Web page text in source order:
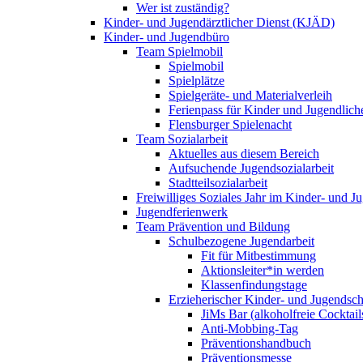
Wer ist zuständig?
Kinder- und Jugendärztlicher Dienst (KJÄD)
Kinder- und Jugendbüro
Team Spielmobil
Spielmobil
Spielplätze
Spielgeräte- und Materialverleih
Ferienpass für Kinder und
Flensburger Spielenacht
Team Sozialarbeit
Aktuelles aus diesem Bereich
Aufsuchende Jugendsozialarbeit
Stadtteilsozialarbeit
Freiwilliges Soziales Jahr im Kinder- und
Jugendferienwerk
Team Prävention und Bildung
Schulbezogene Jugendarbeit
Fit für Mitbestimmung
Aktionsleiter*in werden
Klassenfindungstage
Erzieherischer Kinder- und
JiMs Bar (alkoholfreie
Anti-Mobbing-Tag
Präventionshandbuch
Präventionsmesse